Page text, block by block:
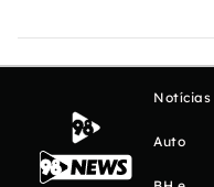
Notícias
Auto